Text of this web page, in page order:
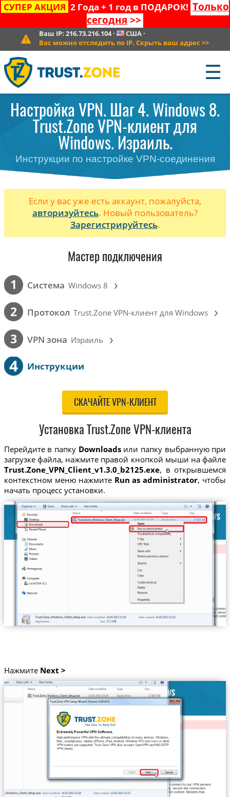
СУПЕР АКЦИЯ 2 Года + 1 год в ПОДАРОК! Только
сегодня >>
Ваш IP: 216.73.216.104· США·
Вас можно отследить по IP. Скрыть ваш адрес >>
☰
Настройка VPN. Шаг 4. Windows 8.
Trust.Zone VPN-клиент для
Windows. Израиль.
Инструкции по настройке VPN-соединения
Если у вас уже есть аккаунт, пожалуйста,
авторизуйтесь. Новый пользователь?
Зарегистрируйтесь.
Мастер подключения
1 Cистема Windows 8 ›
2 Протокол Trust.Zone VPN-клиент для Windows ›
3 VPN зона Израиль ›
4 Инструкции
СКАЧАЙТЕ VPN-КЛИЕНТ
Установка Trust.Zone VPN-клиента
Перейдите в папку Downloadsили папку выбранную при
загрузке файла, нажмите правой кнопкой мыши на файле
Trust.Zone_VPN_Client_v1.3.0_b2125.exe, в открывшемся
контекстном меню нажмите Run as administrator, чтобы
начать процесс установки.
Нажмите Next >